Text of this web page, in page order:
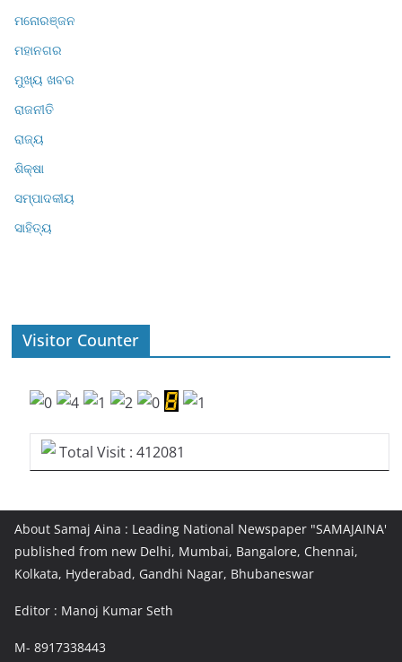
ମନୋରଞ୍ଜନ
ମହାନଗର
ମୁଖ୍ୟ ଖବର
ରାଜନୀତି
ରାଜ୍ୟ
ଶିକ୍ଷା
ସମ୍ପାଦକୀୟ
ସାହିତ୍ୟ
Visitor Counter
Total Visit : 412081
About Samaj Aina : Leading National Newspaper "SAMAJAINA'
published from new Delhi, Mumbai, Bangalore, Chennai,
Kolkata, Hyderabad, Gandhi Nagar, Bhubaneswar
Editor : Manoj Kumar Seth
M- 8917338443